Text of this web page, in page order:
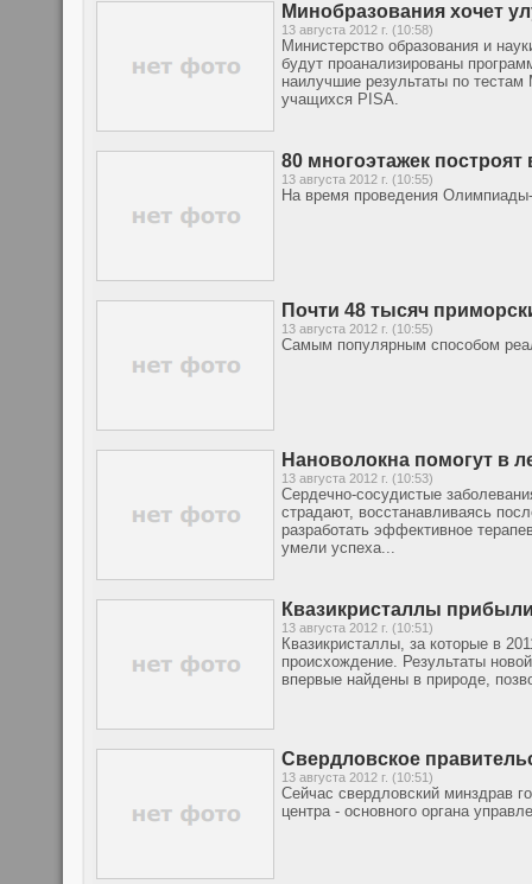
Минобразования хочет
13 августа 2012 г. (10:58)
Министерство образования и
будут проанализированы
наилучшие результаты по
учащихся PISA.
80 многоэтажек
13 августа 2012 г. (10:55)
На время проведения
Почти 48 тысяч
13 августа 2012 г. (10:55)
Самым популярным способом
Нановолокна помогут в
13 августа 2012 г. (10:53)
Сердечно-сосудистые
страдают, восстанавливаясь
разработать эффективное
умели успеха...
Квазикристаллы
13 августа 2012 г. (10:51)
Квазикристаллы, за которые в
происхождение. Результаты
впервые найдены в природе,
Свердловское
13 августа 2012 г. (10:51)
Сейчас свердловский минздрав
центра - основного органа